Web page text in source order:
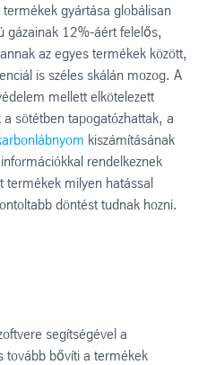
gyártása globálisan
gázainak 12%-áért felelős,
az egyes termékek között,
is széles skálán mozog. A
mellett elkötelezett
sötétben tapogatózhattak, a
kiszámításának
rendelkeznek
termékek milyen hatással
döntést tudnak hozni.
segítségével a
tovább bővíti a termékek